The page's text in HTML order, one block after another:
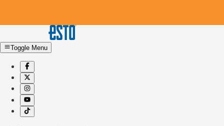
Toggle Menu